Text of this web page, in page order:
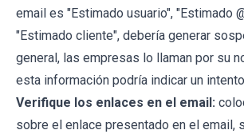
email es "Estimado usuario", "Estimado
"Estimado cliente", debería generar
general, las empresas lo llaman por su
esta información podría indicar un
Verifique los enlaces en el email:
sobre el enlace presentado en el email,